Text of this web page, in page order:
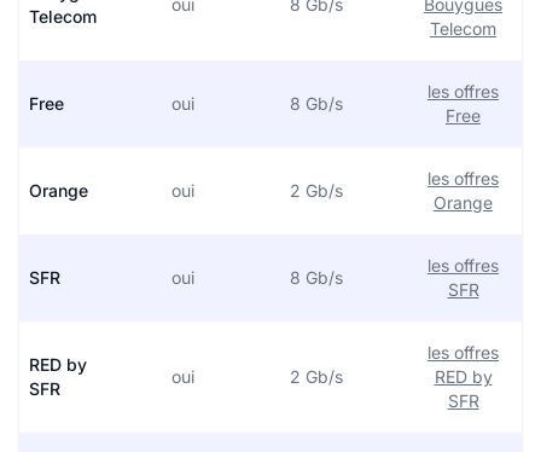
Telecom
oui 8 Gb/s
Bouygues
Telecom
Free oui 8 Gb/s
les offres
Free
Orange oui 2 Gb/s
les offres
Orange
SFR oui 8 Gb/s
les offres
SFR
RED by
SFR
oui 2 Gb/s
les offres
RED by
SFR